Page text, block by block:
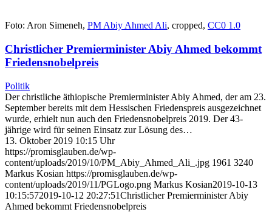
Foto: Aron Simeneh, PM Abiy Ahmed Ali, cropped, CC0 1.0
Christlicher Premierminister Abiy Ahmed bekommt
Friedensnobelpreis
Politik
Der christliche äthiopische Premierminister Abiy Ahmed, der am 23.
September bereits mit dem Hessischen Friedenspreis ausgezeichnet
wurde, erhielt nun auch den Friedensnobelpreis 2019. Der 43-
jährige wird für seinen Einsatz zur Lösung des…
13. Oktober 2019 10:15 Uhr
https://promisglauben.de/wp-
content/uploads/2019/10/PM_Abiy_Ahmed_Ali_.jpg 1961 3240
Markus Kosian https://promisglauben.de/wp-
content/uploads/2019/11/PGLogo.png Markus Kosian2019-10-13
10:15:572019-10-12 20:27:51Christlicher Premierminister Abiy
Ahmed bekommt Friedensnobelpreis